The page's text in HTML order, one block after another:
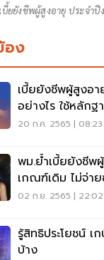
บี้ยยังชีพผู้สูงอายุ ประจำ
อง
เบี้ยยังชีพผู้สูงอา
อย่างไร ใช้หลักฐ
20 ก.ค. 2565 |
พม.ย้ำเบี้ยยังชีพ
เกณฑ์เดิม ไม่จ่า
02 ก.ย. 2565 |
รู้สิทธิประโยชน์ เ
บ้าง